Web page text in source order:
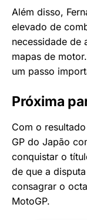
Além disso,
elevado de
necessidade de
mapas de
um passo
Próxima
Com o
GP do Japão
conquistar o
de que a
consagrar o
MotoGP.